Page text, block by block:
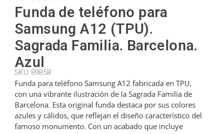
Cortadores
Cucharones
Dedales
Funda de teléfono para
Samsung A12 (TPU).
Sagrada Familia. Barcelona.
Azul
SKU 89858
Funda para teléfono Samsung A12 fabricada en TPU,
con una vibrante ilustración de la Sagrada Familia de
Barcelona. Esta original funda destaca por sus colores
azules y cálidos, que reflejan el diseño característico del
famoso monumento. Con un acabado que incluye